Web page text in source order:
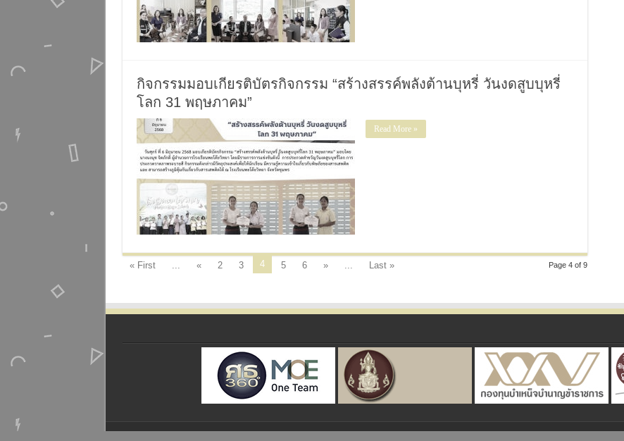
กิจกรรมมอบเกียรติบัตรกิจกรรม “สร้างสรรค์พลังต้านบุหรี่ วันงดสูบบุหรี่
โลก 31 พฤษภาคม”
Read More »
Page 4 of 9
« First ... « 2 3 4 5 6 » ... Last »